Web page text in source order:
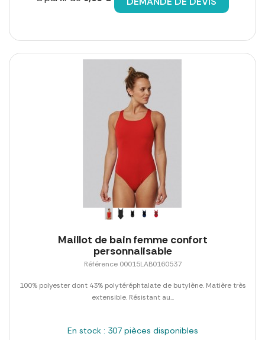
Maillot de bain femme confort
personnalisable
Référence 00015LAB0160537
100% polyester dont 43% polytéréphtalate de butylène. Matière très
extensible. Résistant au...
En stock : 307 pièces disponibles